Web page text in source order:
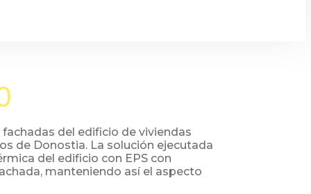
del edificio de viviendas
de Donostia. La solución ejecutada
del edificio con EPS con
manteniendo así el aspecto